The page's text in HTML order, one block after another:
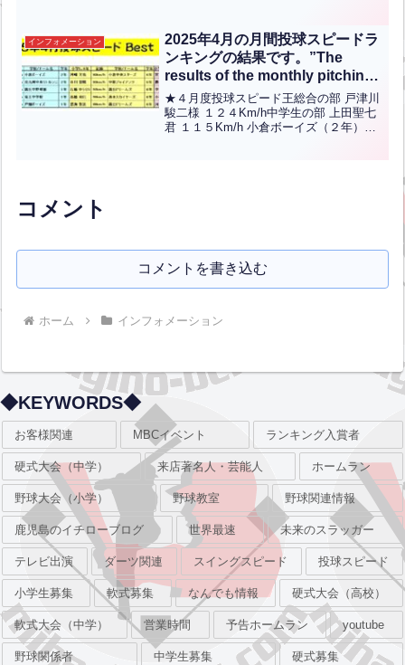
です。三澤澄也アナウンサーの過酷なチ
ャレンジをぜひご覧くださ...全文はクリ
ック
インフォメーション
2025年4月の月間投球スピードラ
ンキングの結果です。”The
results of the monthly pitching
speed ranking for April 2025
are as follows.”【ENG CHT
KOR JPN】
★４月度投球スピード王総合の部 戸津川
駿二様 １２４Km/h中学生の部 上田聖七
君 １１５Km/h 小倉ボーイズ（２年）小
コメント
コメントを書き込む
ホーム インフォメーション
◆KEYWORDS◆
お客様関連 MBCイベント ランキング入賞者
硬式大会（中学） 来店著名人・芸能人 ホームラン
野球大会（小学） 野球教室 野球関連情報
鹿児島のイチローブログ 世界最速 未来のスラッガー
テレビ出演 ダーツ関連 スイングスピード 投球スピード
小学生募集 軟式募集 なんでも情報 硬式大会（高校）
軟式大会（中学） 営業時間 予告ホームラン youtube
野球関係者 中学生募集 硬式募集